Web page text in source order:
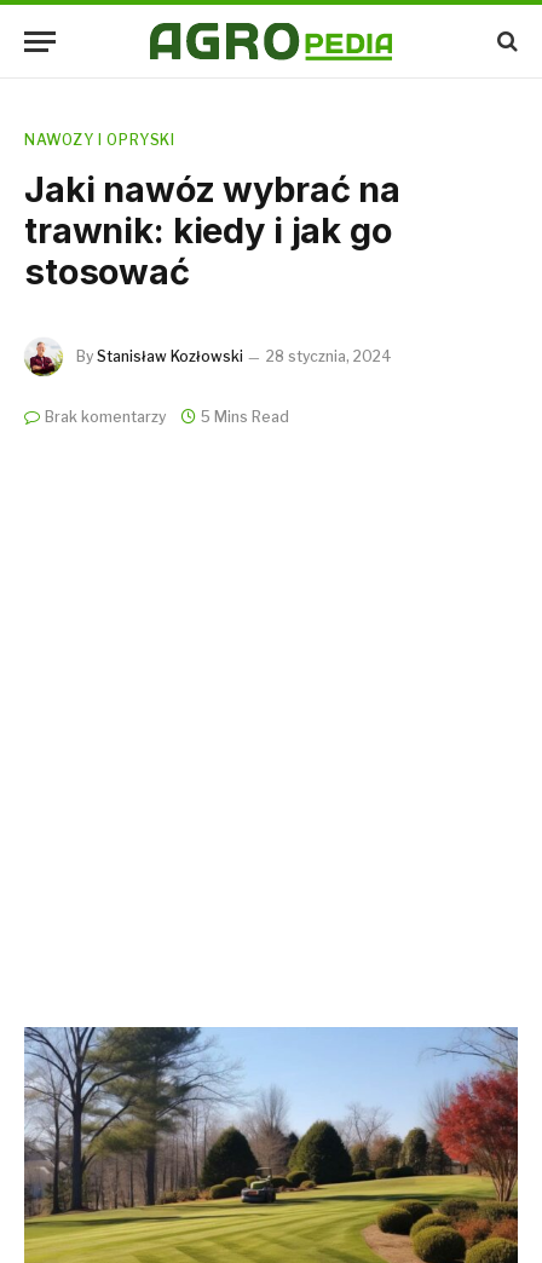
NAWOZY I OPRYSKI
Jaki nawóz wybrać na
trawnik: kiedy i jak go
stosować
By Stanisław Kozłowski 28 stycznia, 2024
Brak komentarzy 5 Mins Read